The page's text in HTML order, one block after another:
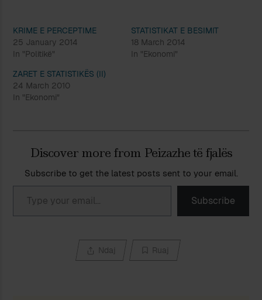
KRIME E PERCEPTIME
25 January 2014
In "Politikë"
STATISTIKAT E BESIMIT
18 March 2014
In "Ekonomi"
ZARET E STATISTIKËS (II)
24 March 2010
In "Ekonomi"
Discover more from Peizazhe të fjalës
Subscribe to get the latest posts sent to your email.
Type your email…
Subscribe
Ndaj Ruaj